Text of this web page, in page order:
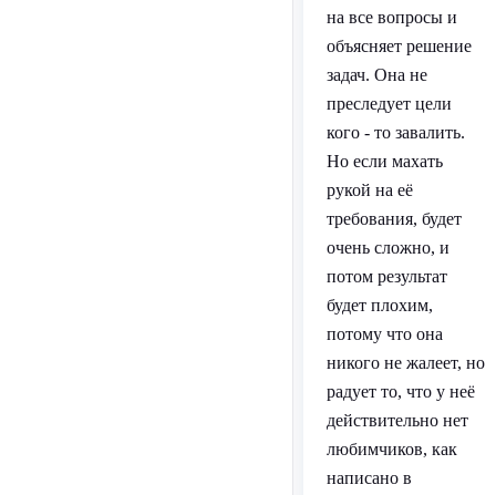
на все вопросы и
объясняет решение
задач. Она не
преследует цели
кого - то завалить.
Но если махать
рукой на её
требования, будет
очень сложно, и
потом результат
будет плохим,
потому что она
никого не жалеет, но
радует то, что у неё
действительно нет
любимчиков, как
написано в